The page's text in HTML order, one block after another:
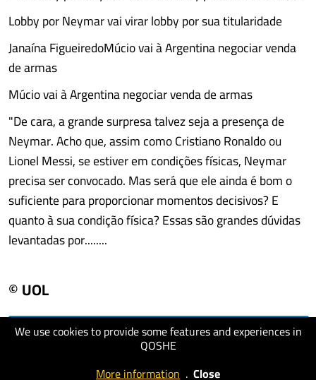
We use cookies to provide some features and experiences in
QOSHE
More information . Close
Lobby por Neymar vai virar lobby por sua titularidade
Janaína FigueiredoMúcio vai à Argentina negociar venda
de armas
Múcio vai à Argentina negociar venda de armas
"De cara, a grande surpresa talvez seja a presença de
Neymar. Acho que, assim como Cristiano Ronaldo ou
Lionel Messi, se estiver em condições físicas, Neymar
precisa ser convocado. Mas será que ele ainda é bom o
suficiente para proporcionar momentos decisivos? E
quanto à sua condição física? Essas são grandes dúvidas
levantadas por........
© UOL
visit website